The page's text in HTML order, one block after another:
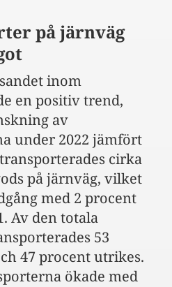
på järnväg
inom
en positiv trend,
av
under 2022 jämfört
cirka
på järnväg, vilket
med 2 procent
Av den totala
53
47 procent utrikes.
ökade med